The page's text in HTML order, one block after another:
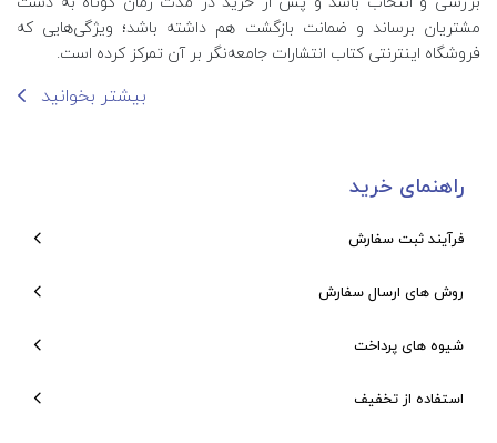
مشتریان برساند و ضمانت بازگشت هم داشته باشد؛ ویژگی‌هایی که
فروشگاه اینترنتی کتاب انتشارات جامعه‌نگر بر آن تمرکز کرده است.
بیشتر بخوانید
راهنمای خرید
فرآیند ثبت سفارش
روش های ارسال سفارش
شیوه های پرداخت
استفاده از تخفیف